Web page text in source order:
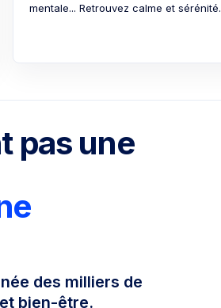
mentale... Retrouvez calme et sérénité.
pas une
des milliers de
bien-être.